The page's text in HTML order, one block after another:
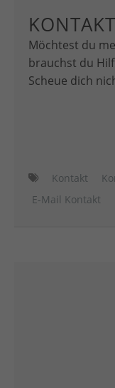
KONTAKT
Möchtest du
brauchst du
Scheue dich
Kontakt
E-Mail Kontakt